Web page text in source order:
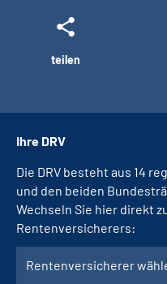
teilen
Ihre DRV
Die DRV besteht aus 14
und den beiden
Wechseln Sie hier direkt
Rentenversicherers:
Rentenversicherer